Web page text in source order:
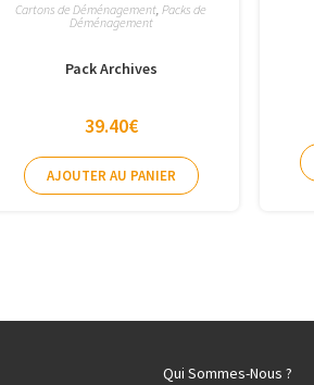
Cartons de Déménagement,Packs de
Déménagement
Pack Archives
39.40€
AJOUTER AU PANIER
Qui Sommes-Nous ?